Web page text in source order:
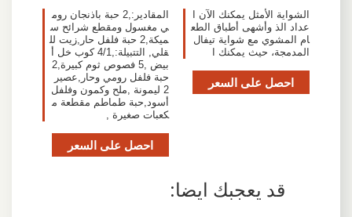
الشواية الأمثل يمكنك الآن ا
عداد الذ وأشهى أطباق الطع
ام المشوي مع شواية تيفال
المدمجة، حيث يمكنك ا
احصل على السعر
المقادير:,2 حبة باذنجان روم
ي مغسول ومقطع شرائح س
ميكة,2 حبة فلفل حار,زيت لل
قلي, التتبيلة:,4/1 كوب خل أ
بيض ,5 فصوص ثوم كبيرة,2
حبة فلفل رومي وحار,عصير
2 ليمونة ,ملح وكمون وفلفل
أسود,حبة طماطم مقطعة م
كعبات صغيرة ,
احصل على السعر
قد يعجبك ايضا: